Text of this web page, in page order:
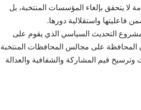
لا يتحقق بإلغاء المؤسسات المنتخبة، بل
فاعليتها واستقلالية دورها.
مشروع التحديث السياسي الذي يقوم على
أن المحافظة على مجالس المحافظات المنتخبة
قيم المشاركة والشفافية والعدالة